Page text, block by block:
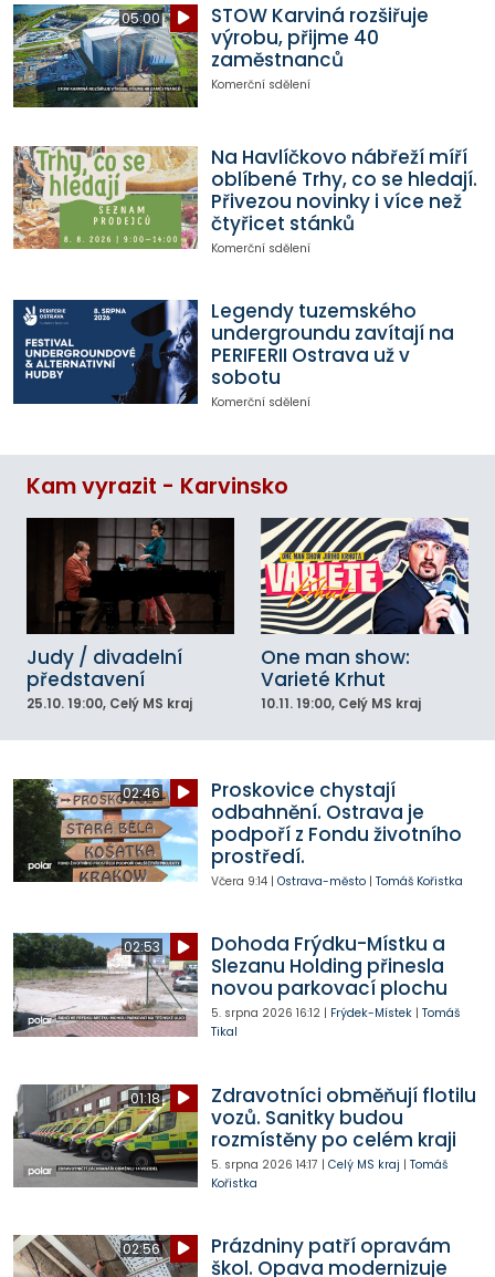
05:00
STOW Karviná rozšiřuje
výrobu, přijme 40
zaměstnanců
Komerční sdělení
Na Havlíčkovo nábřeží míří
oblíbené Trhy, co se hledají.
Přivezou novinky i více než
čtyřicet stánků
Komerční sdělení
Legendy tuzemského
undergroundu zavítají na
PERIFERII Ostrava už v
sobotu
Komerční sdělení
Kam vyrazit - Karvinsko
Judy / divadelní
představení
25.10. 19:00, Celý MS kraj
One man show:
Varieté Krhut
10.11. 19:00, Celý MS kraj
02:46
Proskovice chystají
odbahnění. Ostrava je
podpoří z Fondu životního
prostředí.
Včera 9:14| Ostrava-město| Tomáš Kořistka
02:53
Dohoda Frýdku-Místku a
Slezanu Holding přinesla
novou parkovací plochu
5. srpna 2026 16:12| Frýdek-Místek| Tomáš
Tikal
01:18
Zdravotníci obměňují flotilu
vozů. Sanitky budou
rozmístěny po celém kraji
5. srpna 2026 14:17 | Celý MS kraj | Tomáš
Kořistka
02:56
Prázdniny patří opravám
škol. Opava modernizuje